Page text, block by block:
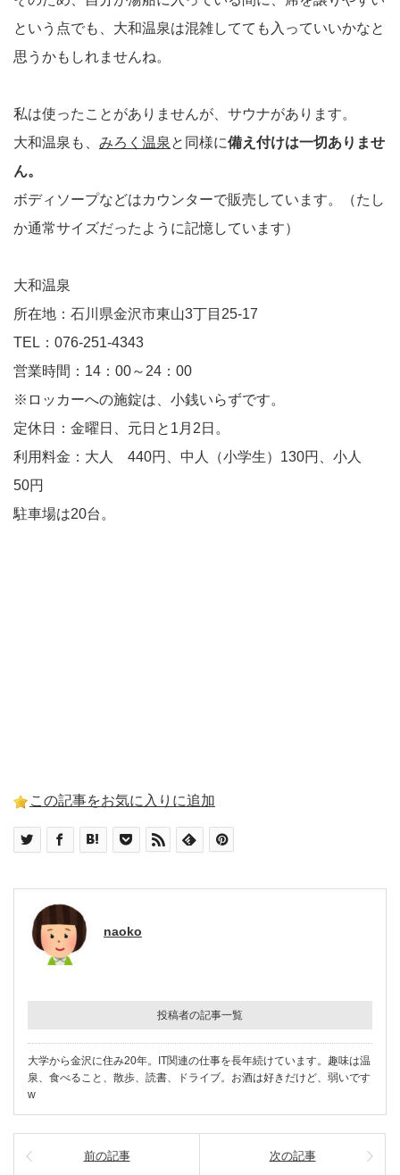
という点でも、大和温泉は混雑してても入っていいかなと
思うかもしれませんね。
私は使ったことがありませんが、サウナがあります。
大和温泉も、 みろく温泉 と同様に備え付けは一切ありませ
ん。
ボディソープなどはカウンターで販売しています。（たし
か通常サイズだったように記憶しています）
大和温泉
所在地：石川県金沢市東山3丁目25-17
TEL：076-251-4343
営業時間：14：00～24：00
※ロッカーへの施錠は、小銭いらずです。
定休日：金曜日、元日と1月2日。
利用料金：大人 440円、中人（小学生）130円、小人
50円
駐車場は20台。
この記事をお気に入りに追加
naoko
投稿者の記事一覧
大学から金沢に住み20年。IT関連の仕事を長年続けています。趣味は温
泉、食べること、散歩、読書、ドライブ。お酒は好きだけど、弱いです
w
前の記事 次の記事